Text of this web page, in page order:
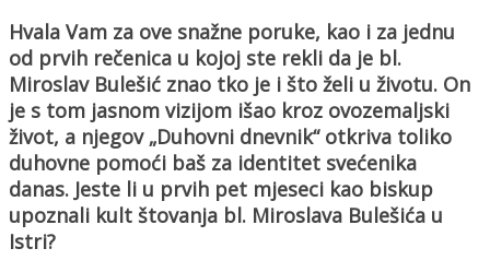
Hvala Vam za ove snažne poruke, kao i za jednu
od prvih rečenica u kojoj ste rekli da je bl.
Miroslav Bulešić znao tko je i što želi u životu. On
je s tom jasnom vizijom išao kroz ovozemaljski
život, a njegov „Duhovni dnevnik“ otkriva toliko
duhovne pomoći baš za identitet svećenika
danas. Jeste li u prvih pet mjeseci kao biskup
upoznali kult štovanja bl. Miroslava Bulešića u
Istri?